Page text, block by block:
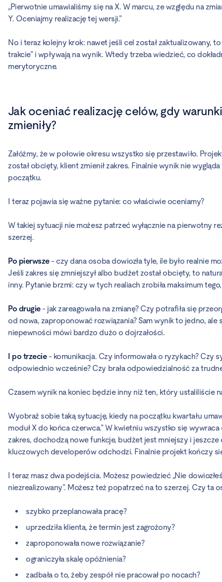
„Pierwotnie umawialiśmy się na X. W marcu, ze względu na
Y. Oceniajmy realizację tej wersji.”
No i teraz kolejny krok: nawet jeśli cel został zaktualizowany,
trakcie” i wpływają na wynik. Wtedy trzeba wiedzieć, co
merytoryczne.
Jak oceniać realizację celów, gdy
zmieniły?
Załóżmy, że w połowie okresu wszystko się przestawiło.
został obcięty, klient zmienił zakres. Finalnie wynik nie
początku.
I teraz pojawia się ważne pytanie: co właściwie oceniamy?
W takiej sytuacji nie możesz patrzeć wyłącznie na pierwotny
szerzej.
Po pierwsze- czy dana osoba dowiozła tyle, ile było realnie
Jeśli zakres się zmniejszył albo budżet został obcięty, to
inny. Pytanie brzmi: czy w tych realiach zrobiła maksimum
Po drugie- jak zareagowała na zmianę? Czy potrafiła się
od nowa, zaproponować rozwiązania? Sam wynik to jedno, ale
niepewności mówi bardzo dużo o dojrzałości.
I po trzecie- komunikacja. Czy informowała o ryzykach? Czy
odpowiednio wcześnie? Czy brała odpowiedzialność za
Czasem wynik na koniec będzie inny niż ten, który ustaliliście
Wyobraź sobie taką sytuację, kiedy na początku kwartału
moduł X do końca czerwca.” W kwietniu wszystko się
zakres, dochodzą nowe funkcje, budżet jest mniejszy i
kluczowych developerów odchodzi. Finalnie projekt kończy
I teraz masz dwa podejścia. Możesz powiedzieć „Nie
niezrealizowany”. Możesz też popatrzeć na to szerzej. Czy ta
szybko przeplanowała pracę?
uprzedziła klienta, że termin jest zagrożony?
zaproponowała nowe rozwiązanie?
ograniczyła skalę opóźnienia?
zadbała o to, żeby zespół nie pracował po nocach?